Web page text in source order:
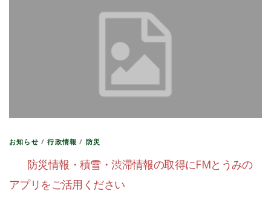
お知らせ /行政情報 / 防災
防災情報・積雪・渋滞情報の取得にFMとうみの
アプリをご活用ください